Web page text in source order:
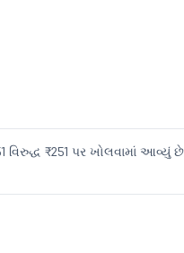
વિરુદ્ધ ₹251 પર ખોલવામાં આવ્યું